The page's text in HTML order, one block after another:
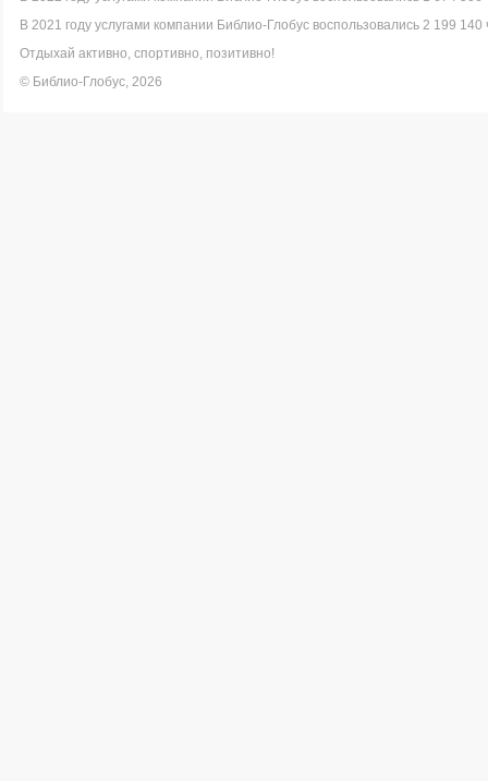
В 2021 году услугами компании Библио-Глобус воспользовались 2 199 140
Отдыхай активно, спортивно, позитивно!
© Библио-Глобус, 2026